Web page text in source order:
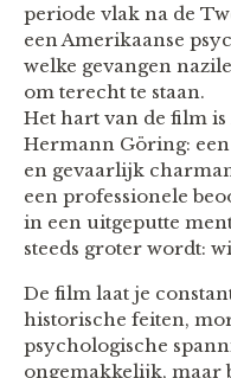
periode vlak na de
een Amerikaanse
welke gevangen
om terecht te staan.
Het hart van de film
Hermann Göring:
en gevaarlijk
een professionele
in een uitgeputte
steeds groter wordt:
De film laat je
historische feiten,
psychologische
ongemakkelijk, maar